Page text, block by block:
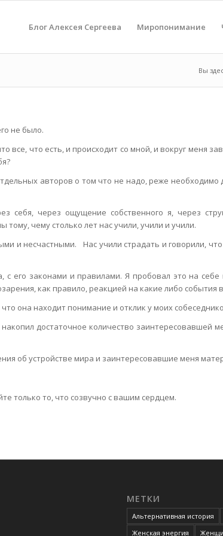
Блог Алексея Сергеева Миропонимание
Вы
не было.
все, что есть, и происходит со мной, и вокруг меня
авторов о том что не надо, реже
себя, через ощущение собственного я, через
чему столько лет нас учили, учили и учили.
и несчастными. Нас учили страдать и говорили,
его законами и правилами. Я пробовал это на
как правило, реакцией на какие либо события
она находит понимание и отклик у моих
достаточное количество
об устройстве мира и заинтересовавшие меня
только то, что созвучно с вашим сердцем.
МЕТКИ
Альтернативная история
Женская энергия